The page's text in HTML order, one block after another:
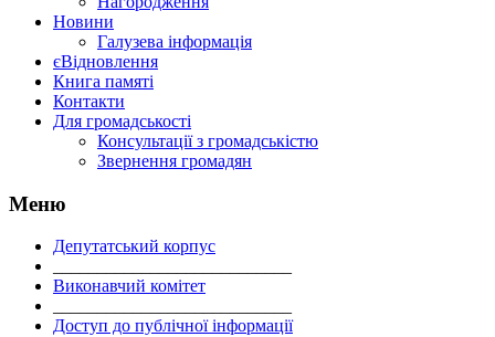
Новини
Галузева інформація
єВідновлення
Книга памяті
Контакти
Для громадськості
Консультації з громадськістю
Звернення громадян
Меню
Депутатський корпус
Виконавчий комітет
Доступ до публічної інформації